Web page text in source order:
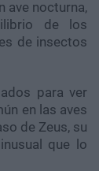
ave nocturna,
de los
de insectos
para ver
en las aves
de Zeus, su
que lo